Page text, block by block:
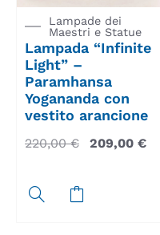
Lampade dei
Maestri e Statue
Lampada “Infinite
Light” –
Paramhansa
Yogananda con
vestito arancione
220,00€ 209,00 €